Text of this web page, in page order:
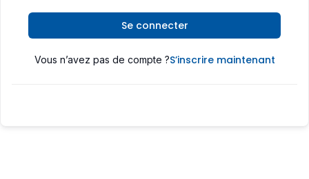
Se connecter
Vous n’avez pas de compte ?S’inscrire maintenant